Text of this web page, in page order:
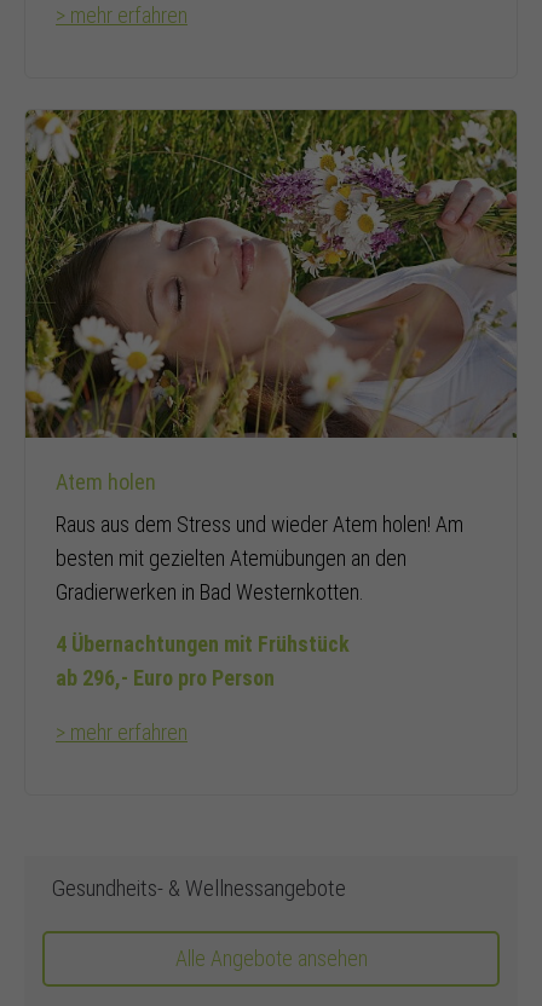
> mehr erfahren
Atem holen
Raus aus dem Stress und wieder Atem holen! Am
besten mit gezielten Atemübungen an den
Gradierwerken in Bad Westernkotten.
4 Übernachtungen mit Frühstück
ab 296,- Euro pro Person
> mehr erfahren
Gesundheits- & Wellnessangebote
Alle Angebote ansehen